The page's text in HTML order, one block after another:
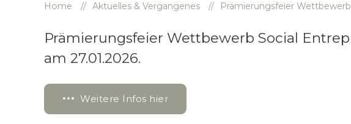
Home Aktuelles & Vergangenes Prämierungsfeier
Prämierungsfeier Wettbewerb Social
am 27.01.2026.
Weitere Infos hier